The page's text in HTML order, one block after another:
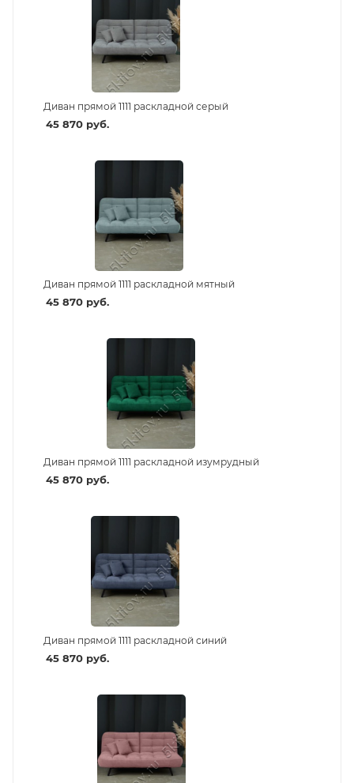
Диван прямой 1111 раскладной серый
45 870руб.
Диван прямой 1111 раскладной мятный
45 870руб.
Диван прямой 1111 раскладной изумрудный
45 870руб.
Диван прямой 1111 раскладной синий
45 870руб.